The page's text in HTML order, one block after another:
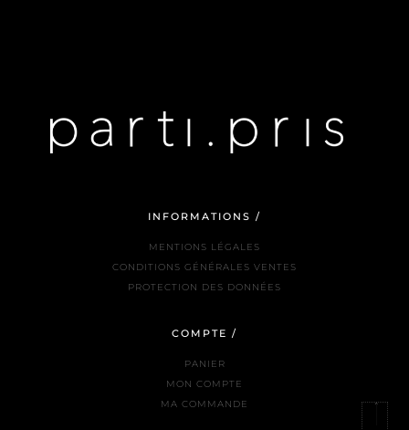
INFORMATIONS /
MENTIONS LÉGALES
CONDITIONS GÉNÉRALES VENTES
PROTECTION DES DONNÉES
COMPTE /
PANIER
MON COMPTE
MA COMMANDE